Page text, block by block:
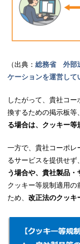
（出典： 総務省 外部
ケーションを運営して
したがって、貴社コ
換するための掲示板等、
る場合は、クッキー等
一方で、貴社コーポ
るサービスを提供せず
う場合や、貴社製品
クッキー等規制適用
ため、 改正法のクッキ